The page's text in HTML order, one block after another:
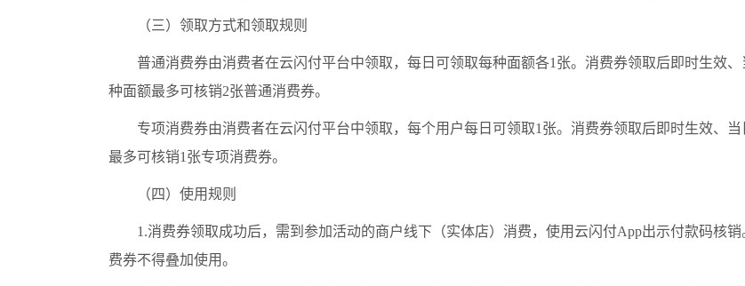
（三）领取方式和领取规则
普通消费券由消费者在云闪付平台中领取，每日可领取每种面额各1张。消费券领取后即时生效
种面额最多可核销2张普通消费券。
专项消费券由消费者在云闪付平台中领取，每个用户每日可领取1张。消费券领取后即时生效、
最多可核销1张专项消费券。
（四）使用规则
1.消费券领取成功后，需到参加活动的商户线下（实体店）消费，使用云闪付App出示付款码核
费券不得叠加使用。